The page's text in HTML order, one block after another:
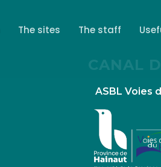
The sites The staff
CANAL
ASBL Voies